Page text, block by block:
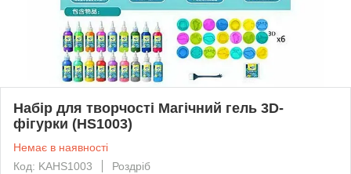
Набір для творчості Магічний гель 3D-
фігурки (HS1003)
Немає в наявності
Код: KAHS1003
Роздріб